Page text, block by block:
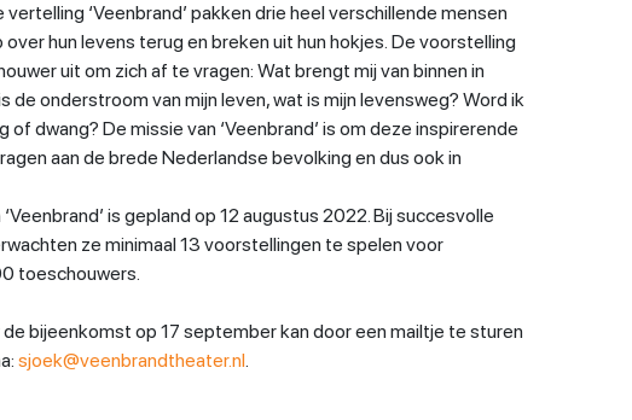
vertelling ‘Veenbrand’ pakken drie heel verschillende mensen
hun levens terug en breken uit hun hokjes. De voorstelling
uit om zich af te vragen: Wat brengt mij van binnen in
de onderstroom van mijn leven, wat is mijn levensweg? Word ik
of dwang? De missie van ‘Veenbrand’ is om deze inspirerende
aan de brede Nederlandse bevolking en dus ook in
is gepland op 12 augustus 2022. Bij succesvolle
ze minimaal 13 voorstellingen te spelen voor
toeschouwers.
bijeenkomst op 17 september kan door een mailtje te sturen
sjoek@veenbrandtheater.nl.